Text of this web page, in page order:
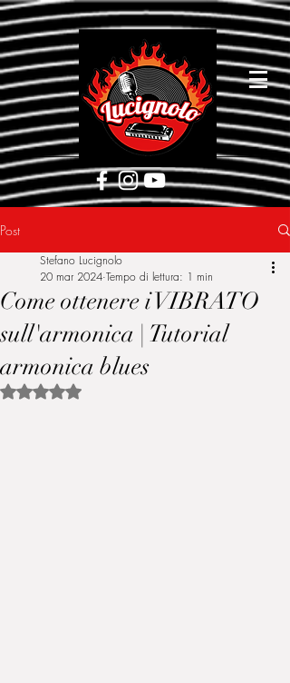
[google5752d089b3584a1d.html]
Post
Come ottenere i VIBRATO
sull'armonica | Tutorial
armonica blues
Stefano Lucignolo
20 mar 2024 Tempo di lettura: 1 min
Valutazione NaN stelle su 5.